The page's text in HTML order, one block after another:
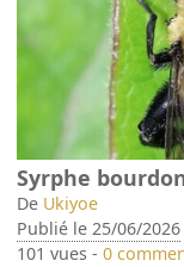
Syrphe
De Ukiyoe
Publié le 25/06/2026
101 vues -0